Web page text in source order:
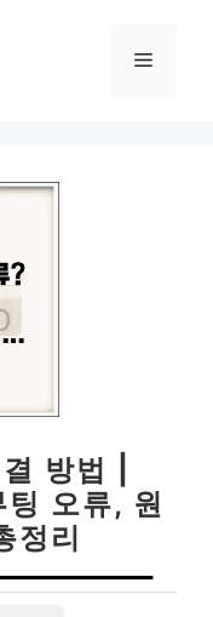
메
방법 |
오류, 원
정리